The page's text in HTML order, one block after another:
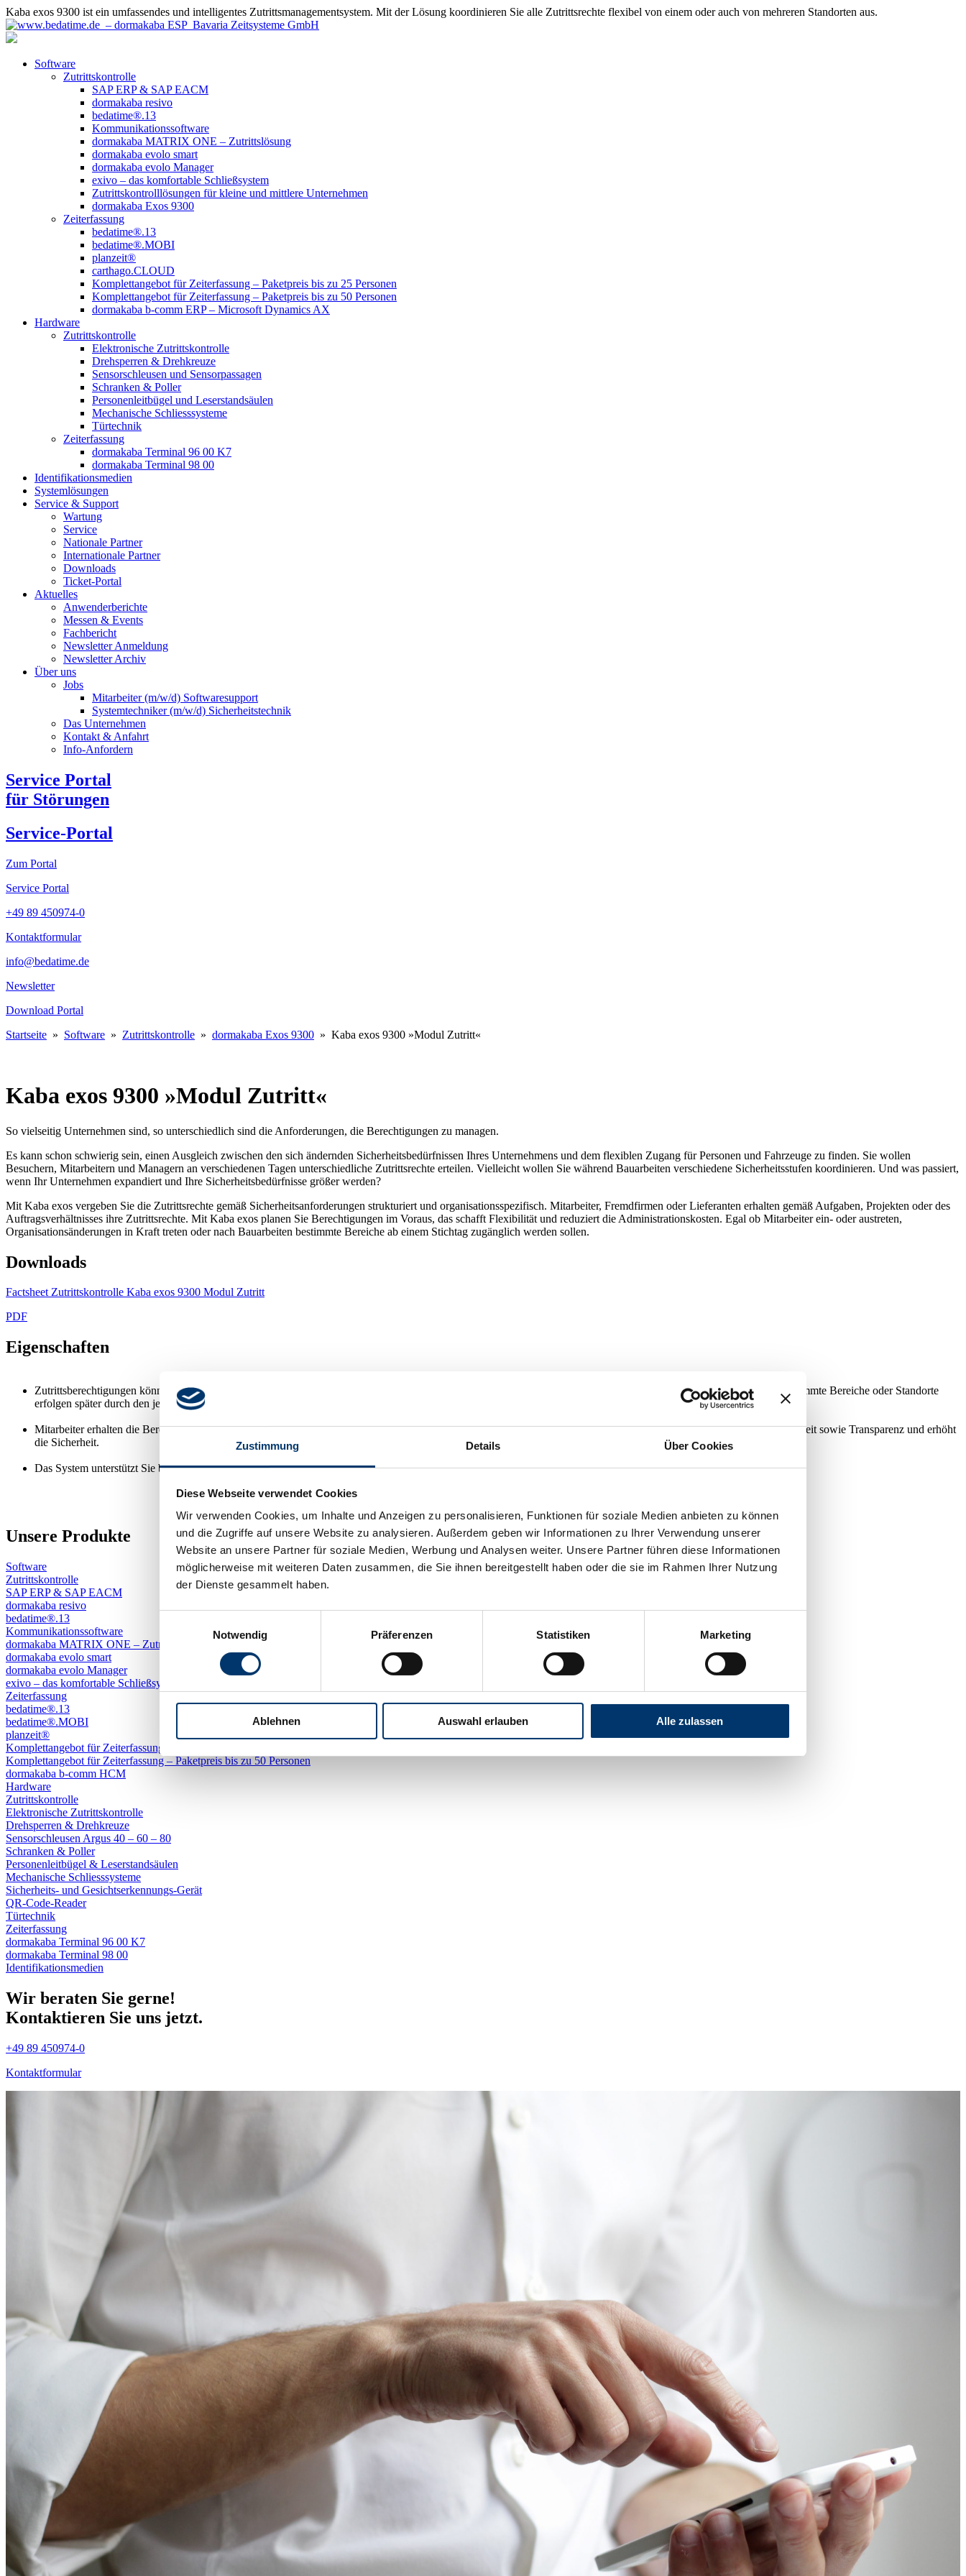
Zustimmung Details Über Cookies
Diese Webseite verwendet Cookies
Wir verwenden Cookies, um Inhalte und Anzeigen zu personalisieren, Funktionen für soziale Medien anbieten zu können
und die Zugriffe auf unsere Website zu analysieren. Außerdem geben wir Informationen zu Ihrer Verwendung unserer
Website an unsere Partner für soziale Medien, Werbung und Analysen weiter. Unsere Partner führen diese Informationen
möglicherweise mit weiteren Daten zusammen, die Sie ihnen bereitgestellt haben oder die sie im Rahmen Ihrer Nutzung
der Dienste gesammelt haben.
Notwendig
Präferenzen Statistiken Marketing
Ablehnen Auswahl erlauben Alle zulassen
Kaba exos 9300 ist ein umfassendes und intelligentes Zutrittsmanagementsystem. Mit der Lösung koordinieren Sie alle Zutrittsrechte flexibel von einem oder auch von mehreren Standorten aus.
Software
Zutrittskontrolle
SAP ERP & SAP EACM
dormakaba resivo
bedatime®.13
Kommunikationssoftware
dormakaba MATRIX ONE – Zutrittslösung
dormakaba evolo smart
dormakaba evolo Manager
exivo – das komfortable Schließsystem
Zutrittskontrolllösungen für kleine und mittlere Unternehmen
dormakaba Exos 9300
Zeiterfassung
bedatime®.13
bedatime®.MOBI
planzeit®
carthago.CLOUD
Komplettangebot für Zeiterfassung – Paketpreis bis zu 25 Personen
Komplettangebot für Zeiterfassung – Paketpreis bis zu 50 Personen
dormakaba b-comm ERP – Microsoft Dynamics AX
Hardware
Zutrittskontrolle
Elektronische Zutrittskontrolle
Drehsperren & Drehkreuze
Sensorschleusen und Sensorpassagen
Schranken & Poller
Personenleitbügel und Leserstandsäulen
Mechanische Schliess­systeme
Türtechnik
Zeiterfassung
dormakaba Terminal 96 00 K7
dormakaba Terminal 98 00
Identifikations­medien
Systemlösungen
Service & Support
Wartung
Service
Nationale Partner
Internationale Partner
Downloads
Ticket-Portal
Aktuelles
Anwenderberichte
Messen & Events
Fachbericht
Newsletter Anmeldung
Newsletter Archiv​
Über uns
Jobs
Mitarbeiter (m/w/d) Softwaresupport
Systemtechniker (m/w/d) Sicherheitstechnik
Das Unternehmen
Kontakt & Anfahrt
Info-Anfordern
Service Portal
für Störungen
Service-Portal
Zum Portal
Service Portal
+49 89 450974-0
Kontaktformular
info@bedatime.de
Newsletter
Download Portal
Startseite » Software » Zutrittskontrolle » dormakaba Exos 9300 » Kaba exos 9300 »Modul Zutritt«
Kaba exos 9300 »Modul Zutritt«
So vielseitig Unternehmen sind, so unterschiedlich sind die Anforderungen, die Berechtigungen zu managen.
Es kann schon schwierig sein, einen Ausgleich zwischen den sich ändernden Sicherheitsbedürfnissen Ihres Unternehmens und dem flexiblen Zugang für Personen und Fahrzeuge zu finden. Sie wollen
Besuchern, Mitarbeitern und Managern an verschiedenen Tagen unterschiedliche Zutrittsrechte erteilen. Vielleicht wollen Sie während Bauarbeiten verschiedene Sicherheitsstufen koordinieren. Und was passiert,
wenn Ihr Unternehmen expandiert und Ihre Sicherheitsbedürfnisse größer werden?
Mit Kaba exos vergeben Sie die Zutrittsrechte gemäß Sicherheitsanforderungen strukturiert und organisationsspezifisch. Mitarbeiter, Fremdfirmen oder Lieferanten erhalten gemäß Aufgaben, Projekten oder des
Auftragsverhältnisses ihre Zutrittsrechte. Mit Kaba exos planen Sie Berechtigungen im Voraus, das schafft Flexibilität und reduziert die Administrationskosten. Egal ob Mitarbeiter ein- oder austreten,
Organisationsänderungen in Kraft treten oder nach Bauarbeiten bestimmte Bereiche ab einem Stichtag zugänglich werden sollen.
Downloads
Factsheet Zutrittskontrolle Kaba exos 9300 Modul Zutritt
PDF
Eigenschaften
Zutrittsberechtigungen können zentral oder dezentral organisiert werden. So können Grundberechtigungen beispielsweise beim Eintritt vergeben werden. Rechte für bestimmte Bereiche oder Standorte
erfolgen später durch den jeweiligen Verantwortlichen.
Mitarbeiter erhalten die Berechtigungen rollenbasiert gemäß ihrer Funktion und ihren Verantwortungsbereichen. Das vereinfacht die Administration, schafft Übersichtlichkeit sowie Transparenz und erhöht
die Sicherheit.
Das System unterstützt Sie bei der Abbildung von Prozessen zur Einhaltung gesetzlicher Normen (z. B. LuftSiG, SOX, ISO) und interner Richtlinien.
Unsere Produkte
Software
Zutrittskontrolle
SAP ERP & SAP EACM
dormakaba resivo
bedatime®.13
Kommunikationssoftware
dormakaba MATRIX ONE – Zutrittslösung
dormakaba evolo smart
dormakaba evolo Manager
exivo – das komfortable Schließsystem
Zeiterfassung
bedatime®.13
bedatime®.MOBI
planzeit®
Komplettangebot für Zeiterfassung – Paketpreis bis zu 25 Personen
Komplettangebot für Zeiterfassung – Paketpreis bis zu 50 Personen
dormakaba b-comm HCM
Hardware
Zutrittskontrolle
Elektronische Zutrittskontrolle
Drehsperren & Drehkreuze
Sensorschleusen Argus 40 – 60 – 80
Schranken & Poller
Personenleitbügel & Leserstandsäulen
Mechanische Schliess­systeme
Sicherheits- und Gesichtserkennungs-Gerät
QR-Code-Reader
Türtechnik
Zeiterfassung
dormakaba Terminal 96 00 K7
dormakaba Terminal 98 00
Identifikations­medien
Wir beraten Sie gerne!
Kontaktieren Sie uns jetzt.
+49 89 450974-0
Kontaktformular